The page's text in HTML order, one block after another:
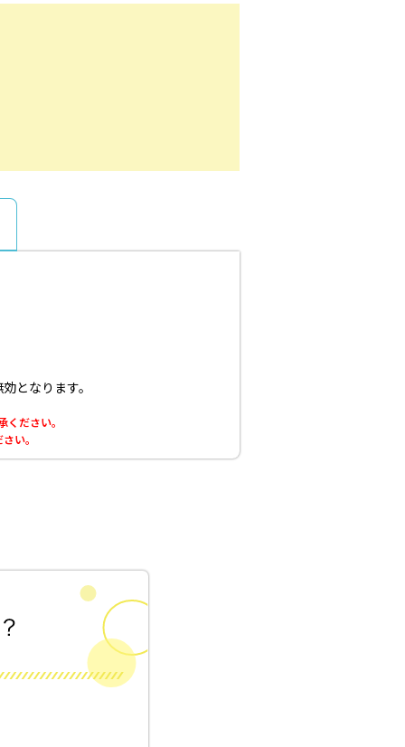
となります。
ださい。
い。